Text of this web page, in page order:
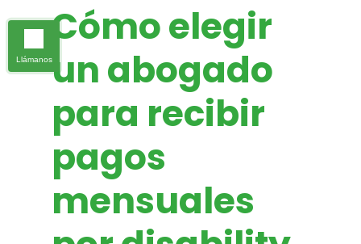
Cómo elegir
un abogado
para recibir
pagos
mensuales
Llámanos